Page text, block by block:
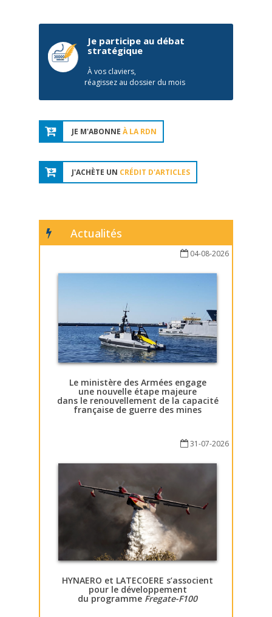
Je participe au débat
stratégique
À vos claviers,
réagissez au dossier du mois
JE M'ABONNE À LA RDN
J'ACHÈTE UN CRÉDIT D'ARTICLES
Actualités
04-08-2026
Le ministère des Armées engage
une nouvelle étape majeure
dans le renouvellement de la capacité
française de guerre des mines
31-07-2026
HYNAERO et LATECOERE s’associent
pour le développement
du programme Fregate-F100